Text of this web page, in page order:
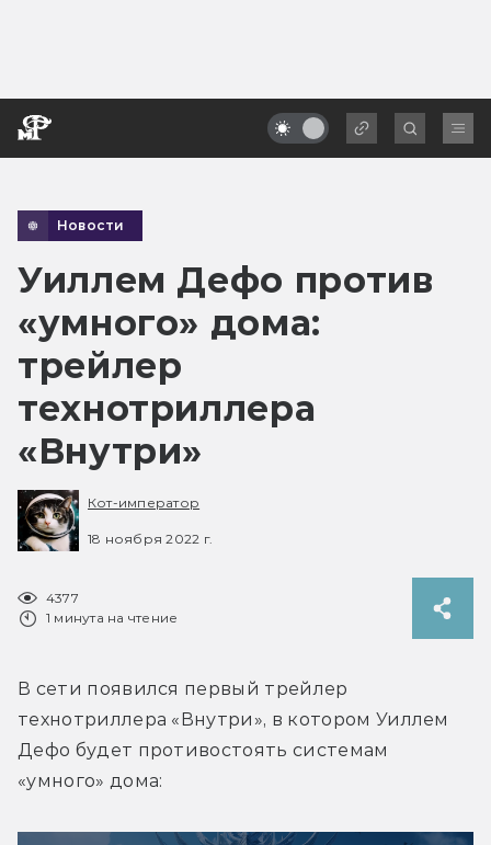
Новости
Уиллем Дефо против
«умного» дома:
трейлер
технотриллера
«Внутри»
Кот-император
18 ноября 2022 г.
4377
1 минута на чтение
В сети появился первый трейлер
технотриллера «Внутри», в котором Уиллем
Дефо будет противостоять системам
«умного» дома: